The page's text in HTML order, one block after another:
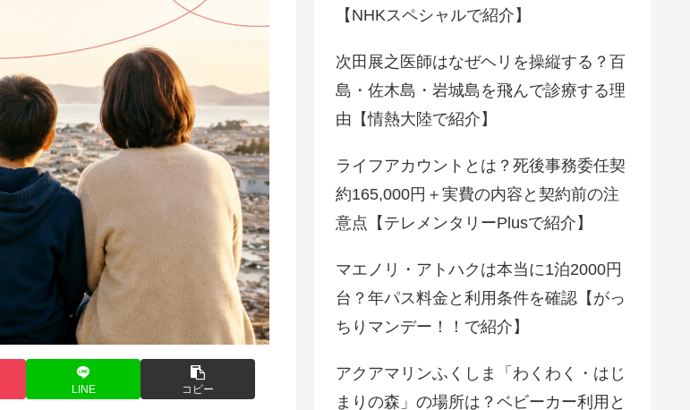
LINE コピー
【NHKスペシャルで紹介】
次田展之医師はなぜヘリを操縦する？百
島・佐木島・岩城島を飛んで診療する理
由【情熱大陸で紹介】
ライフアカウントとは？死後事務委任契
約165,000円＋実費の内容と契約前の注
意点【テレメンタリーPlusで紹介】
マエノリ・アトハクは本当に1泊2000円
台？年パス料金と利用条件を確認【がっ
ちりマンデー！！で紹介】
アクアマリンふくしま「わくわく・はじ
まりの森」の場所は？ベビーカー利用と